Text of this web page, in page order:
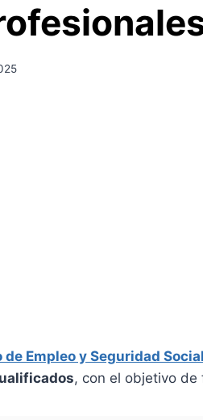
Empleo y Seguridad
, con el objetivo